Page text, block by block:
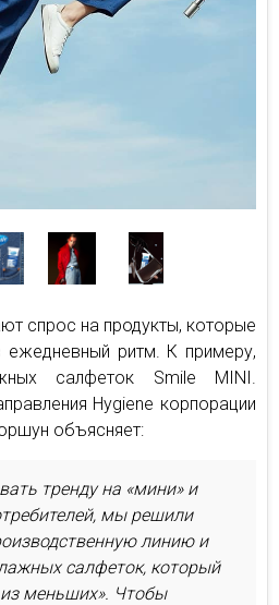
спрос на продукты, которые
ежедневный ритм. К примеру,
салфеток Smile MINI.
Hygiene корпорации
объясняет:
тренду на «мини» и
мы решили
линию и
салфеток, который
меньших». Чтобы